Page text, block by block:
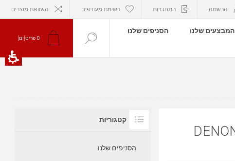
הרשמה התחברות רשימת מעודפים השוואת מוצרים
המבצעים שלנו
הסניפים שלנו
0 פריט[ים]
קטגוריות
הסניפים שלנו